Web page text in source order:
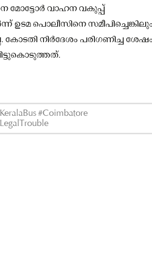
മോട്ടോര്‍ വാഹന വകുപ്പ്
ഉടമ പൊലീസിനെ
നിർദേശം പരിഗണിച്ച
#Coimbatore